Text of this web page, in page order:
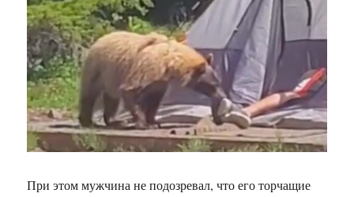
При этом мужчина не подозревал, что его торчащие